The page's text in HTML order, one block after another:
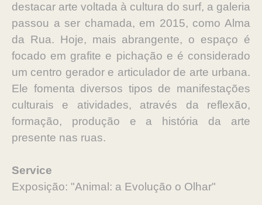
destacar arte voltada à cultura do surf, a galeria
passou a ser chamada, em 2015, como Alma
da Rua. Hoje, mais abrangente, o espaço é
focado em grafite e pichação e é considerado
um centro gerador e articulador de arte urbana.
Ele fomenta diversos tipos de manifestações
culturais e atividades, através da reflexão,
formação, produção e a história da arte
presente nas ruas.
Service
Exposição: "Animal: a Evolução o Olhar"